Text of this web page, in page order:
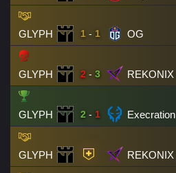
GLYPH 1 - 1 OG
GLYPH 2 - 3 REKONIX
GLYPH 2 - 1 Execration
GLYPH REKONIX